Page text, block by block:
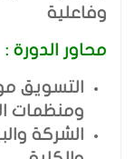
وفاعلية
محاور الدورة :
التسويق
ومنظمات
الشركة